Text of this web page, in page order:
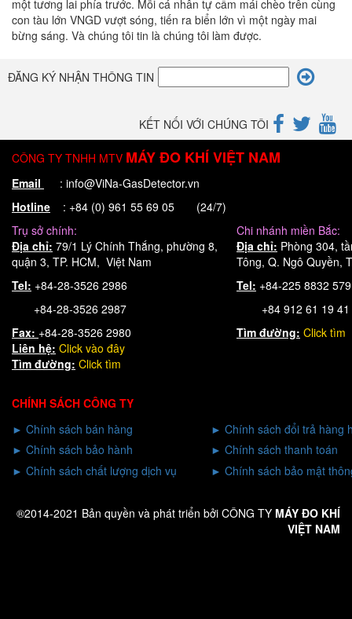
một tương lai phía trước. Mỗi cá nhân tự cầm mái chèo trên cùng
con tàu lớn VNGD vượt sóng, tiến ra biển lớn vì một ngày mai
bừng sáng. Và chúng tôi tin là chúng tôi làm được.
ĐĂNG KÝ NHẬN THÔNG TIN
KẾT NỐI VỚI CHÚNG TÔI
CÔNG TY TNHH MTV MÁY ĐO KHÍ VIỆT NAM
Email
: info@ViNa-GasDetector.vn
Hotline : +84 (0) 961 55 69 05 (24/7)
Trụ sở chính:
Chi nhánh miền Bắc:
Địa chỉ: 79/1 Lý Chính Thắng, phường 8,
quận 3, TP. HCM, Việt Nam
Địa chỉ: Phòng 304,
Tông, Q. Ngô Quyền,
Tel: +84-28-3526 2986
+84-28-3526 2987
Tel: +84-225 8832
+84 912 61 19 41
Fax: +84-28-3526 2980 Tìm đường: Click tìm
Liên hệ: Click vào đây
Tìm đường: Click tìm
CHÍNH SÁCH CÔNG TY
► Chính sách bán hàng ► Chính sách đổi trả hàng
► Chính sách bảo hành ► Chính sách thanh toán
► Chính sách chất lượng dịch vụ ► Chính sách bảo mật
®2014-2021 Bản quyền và phát triển bởi CÔNG TY MÁY ĐO KHÍ
VIỆT NAM